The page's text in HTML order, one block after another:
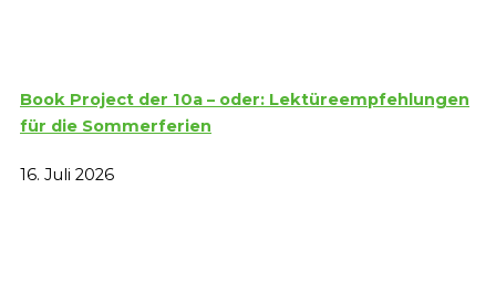
Book Project der 10a – oder: Lektüreempfehlungen
für die Sommerferien
16. Juli 2026